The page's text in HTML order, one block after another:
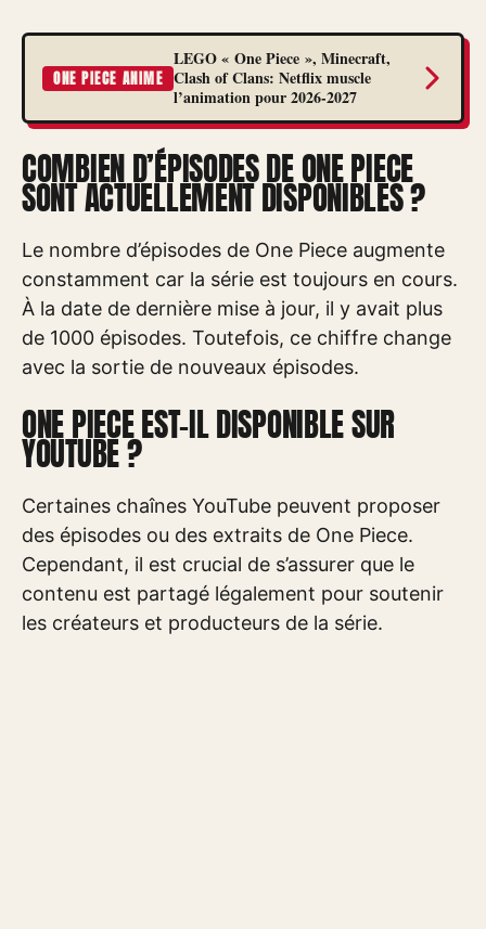
ONE PIECE ANIME
LEGO « One Piece », Minecraft,
Clash of Clans: Netflix muscle
l’animation pour 2026-2027
COMBIEN D’ÉPISODES DE ONE PIECE
SONT ACTUELLEMENT DISPONIBLES ?
Le nombre d’épisodes de One Piece augmente
constamment car la série est toujours en cours.
À la date de dernière mise à jour, il y avait plus
de 1000 épisodes. Toutefois, ce chiffre change
avec la sortie de nouveaux épisodes.
ONE PIECE EST-IL DISPONIBLE SUR
YOUTUBE ?
Certaines chaînes YouTube peuvent proposer
des épisodes ou des extraits de One Piece.
Cependant, il est crucial de s’assurer que le
contenu est partagé légalement pour soutenir
les créateurs et producteurs de la série.